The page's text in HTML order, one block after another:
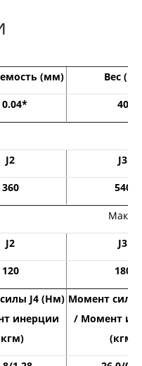
(мм) Вес (кг)
0.04* 40
J2 J3
360 540
J2 J3
120 180
J4 (Нм)
инерции
Момент силы
/ Момент
(кгм)